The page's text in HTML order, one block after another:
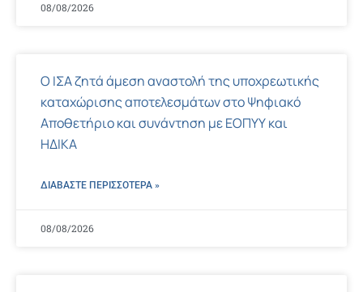
08/08/2026
Ο ΙΣΑ ζητά άμεση αναστολή της υποχρεωτικής
καταχώρισης αποτελεσμάτων στο Ψηφιακό
Αποθετήριο και συνάντηση με ΕΟΠΥΥ και
ΗΔΙΚΑ
ΔΙΑΒΑΣΤΕ ΠΕΡΙΣΣΌΤΕΡΑ »
08/08/2026